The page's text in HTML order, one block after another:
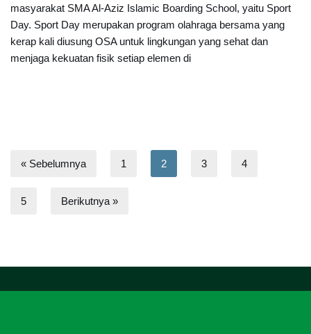
masyarakat SMA Al-Aziz Islamic Boarding School, yaitu Sport
Day. Sport Day merupakan program olahraga bersama yang
kerap kali diusung OSA untuk lingkungan yang sehat dan
menjaga kekuatan fisik setiap elemen di
« Sebelumnya 1 2 3 4
5 Berikutnya »